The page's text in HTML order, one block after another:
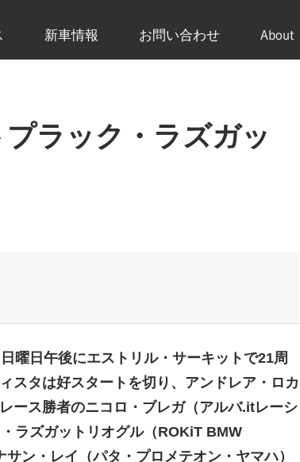
新車情報 お問い合わせ About
ラック・ラズガッ
曜日午後にエストリル・サーキットで21周
スタは好スタートを切り、アンドレア・ロカ
ース勝者のニコロ・ブレガ（アルバ.itレーシ
ラズガットリオグル（ROKiT BMW
ン・レイ（パタ・プロメテオン・ヤマハ）